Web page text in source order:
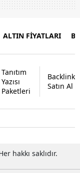
ALTIN FİYATLARI
Tanıtım
Yazısı
Paketleri
Backlink
Satın Al
hakkı saklıdır.